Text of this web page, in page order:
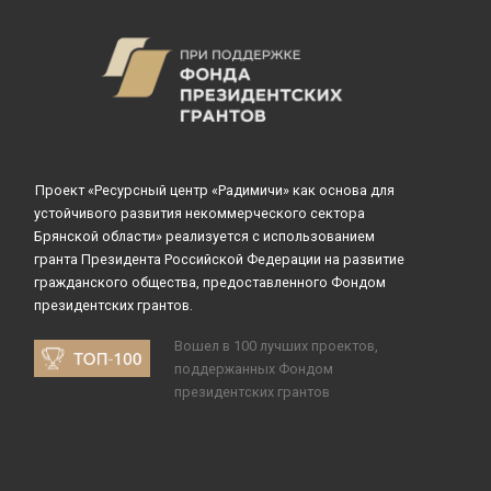
Проект «Ресурсный центр «Радимичи» как основа для
устойчивого развития некоммерческого сектора
Брянской области» реализуется с использованием
гранта Президента Российской Федерации на развитие
гражданского общества, предоставленного Фондом
президентских грантов.
Вошел в 100 лучших проектов,
поддержанных Фондом
президентских грантов